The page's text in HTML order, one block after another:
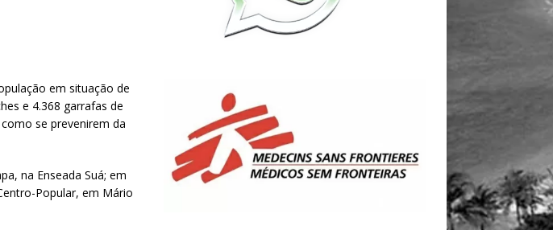
em situação de
e 4.368 garrafas de
se prevenirem da
na Enseada Suá; em
Popular, em Mário